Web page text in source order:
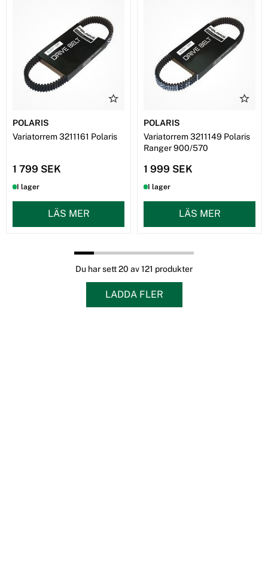
POLARIS
Variatorrem 3211161 Polaris
1 799 SEK
I lager
LÄS MER
POLARIS
Variatorrem 3211149 Polaris
Ranger 900/570
1 999 SEK
I lager
LÄS MER
Du har sett 20 av 121 produkter
LADDA FLER